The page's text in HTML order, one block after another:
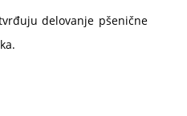
delovanje pšenične